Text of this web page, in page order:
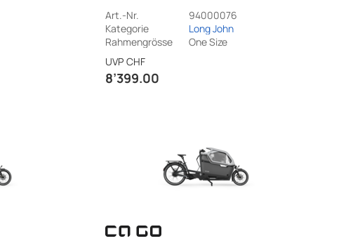
Art.-Nr.
94000076
Kategorie
Long John
Rahmengrösse
One Size
UVP CHF
8’399.00